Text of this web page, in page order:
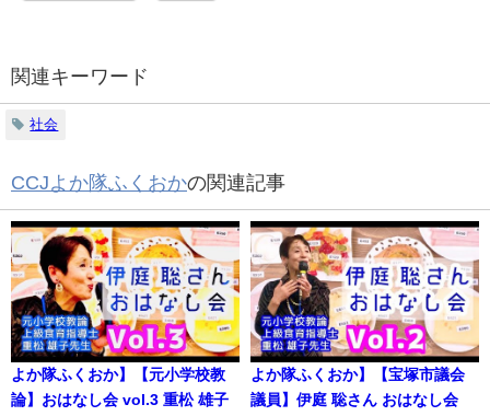
関連キーワード
社会
CCJよか隊ふくおかの関連記事
よか隊ふくおか】【元小学校教
論】おはなし会 vol.3 重松 雄子
よか隊ふくおか】【宝塚市議会
議員】伊庭 聡さん おはなし会